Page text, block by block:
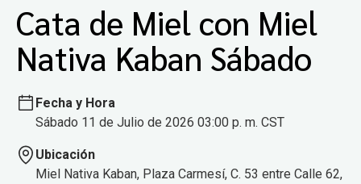
Cata de Miel con Miel
Nativa Kaban Sábado
Fecha y Hora
Sábado 11 de Julio de 2026 03:00 p. m. CST
Ubicación
Miel Nativa Kaban, Plaza Carmesí, C. 53 entre Calle 62,